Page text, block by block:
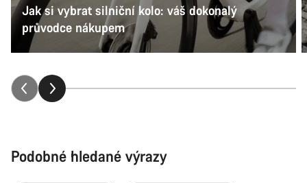
Jak si vybrat silniční kolo: váš dokonalý
průvodce nákupem
Podobné hledané výrazy